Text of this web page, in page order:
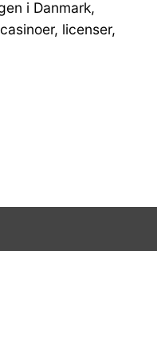
i Danmark,
licenser,